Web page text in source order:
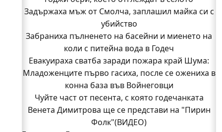
Задържаха мъж от Смолча, заплашил майка си с
убийство
Забраниха пълненето на басейни и миенето на
коли с питейна вода в Годеч
Евакуираха сватба заради пожара край Шума:
Младоженците първо гасиха, после се ожениха в
конна база във Войнеговци
Чуйте част от песента, с която годечанката
Венета Димитрова ще се представи на "Пирин
Фолк"(ВИДЕО)